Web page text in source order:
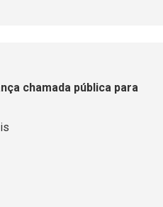
chamada pública para